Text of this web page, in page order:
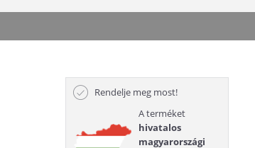
Rendelje meg most!
A terméket
hivatalos
magyarországi